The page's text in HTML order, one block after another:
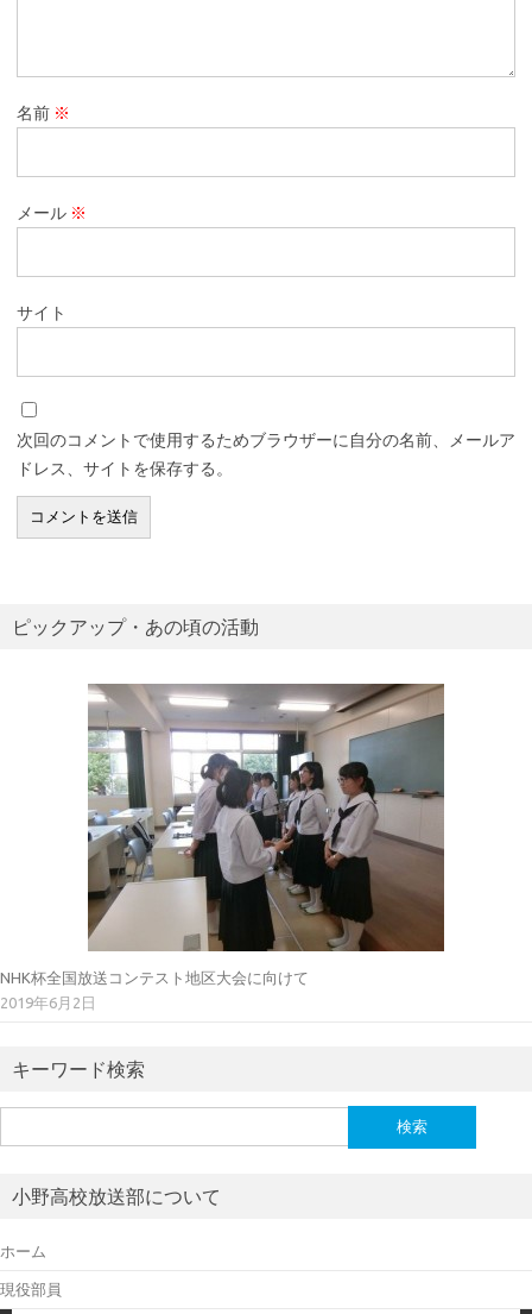
名前 ※
メール ※
サイト
次回のコメントで使用するためブラウザーに自分の名前、メールア
ドレス、サイトを保存する。
ピックアップ・あの頃の活動
NHK杯全国放送コンテスト地区大会に向けて
2019年6月2日
キーワード検索
索:
小野高校放送部について
ホーム
現役部員